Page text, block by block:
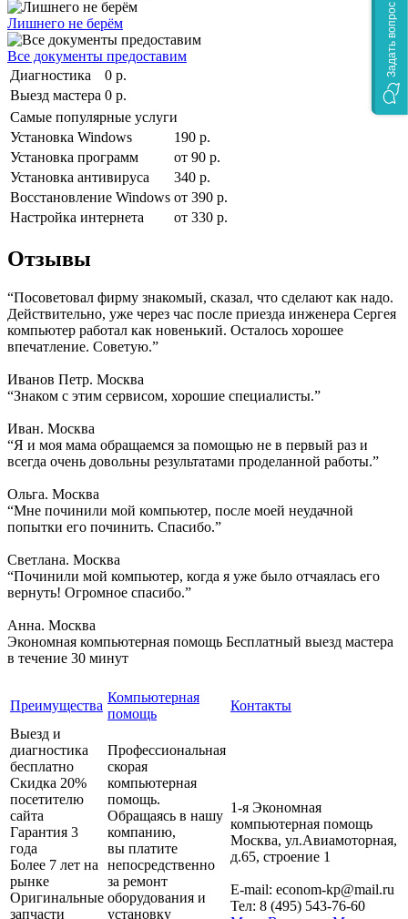
Лишнего не берём
Все документы предоставим
Диагностика
0 р.
Выезд мастера 0 р.
Самые популярные услуги
Установка Windows
190 р.
Установка программ
от 90 р.
Установка антивируса
340 р.
Восстановление Windows от 390 р.
Настройка интернета
от 330 р.
Отзывы
“Посоветовал фирму знакомый, сказал, что сделают как надо.
Действительно, уже через час после приезда инженера Сергея
компьютер работал как новенький. Осталось хорошее
впечатление. Советую.”
Иванов Петр. Москва
“Знаком с этим сервисом, хорошие специалисты.”
Иван. Москва
“Я и моя мама обращаемся за помощью не в первый раз и
всегда очень довольны результатами проделанной работы.”
Ольга. Москва
“Мне починили мой компьютер, после моей неудачной
попытки его починить. Спасибо.”
Светлана. Москва
“Починили мой компьютер, когда я уже было отчаялась его
вернуть! Огромное спасибо.”
Анна. Москва
Экономная компьютерная помощь Бесплатный выезд мастера
в течение 30 минут
Преимущества
Компьютерная
помощь
Контакты
Выезд и
диагностика
бесплатно
Скидка 20%
посетителю
сайта
Гарантия 3
года
Более 7 лет на
рынке
Оригинальные
запчасти
Профессиональная
скорая
компьютерная
помощь.
Обращаясь в нашу
компанию,
вы платите
непосредственно
за ремонт
оборудования и
установку
1-я Экономная
компьютерная помощь
Москва, ул.Авиамоторная,
д.65, строение 1
E-mail: econom-kp@mail.ru
Тел: 8 (495) 543-76-60
Задать вопрос